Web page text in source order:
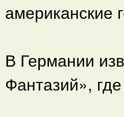
американские
В Германии
Фантазий»,